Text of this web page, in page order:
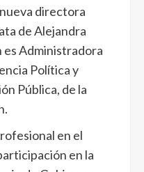
directora
de Alejandra
es Administradora
Política y
Pública, de la
en el
en la